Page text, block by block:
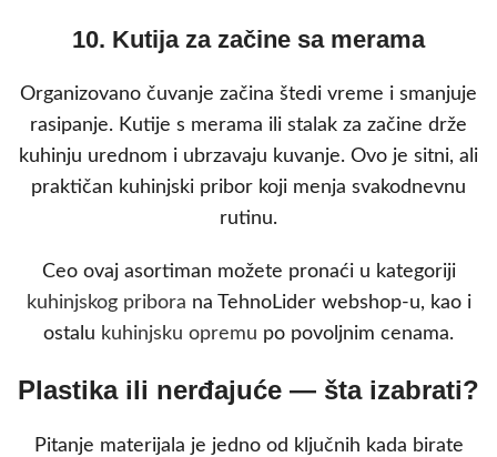
10. Kutija za začine sa merama
Organizovano čuvanje začina štedi vreme i smanjuje
rasipanje. Kutije s merama ili stalak za začine drže
kuhinju urednom i ubrzavaju kuvanje. Ovo je sitni, ali
praktičan kuhinjski pribor koji menja svakodnevnu
rutinu.
Ceo ovaj asortiman možete pronaći u kategoriji
kuhinjskog pribora na TehnoLider webshop-u, kao i
ostalu kuhinjsku opremu po povoljnim cenama.
Plastika ili nerđajuće — šta izabrati?
Pitanje materijala je jedno od ključnih kada birate